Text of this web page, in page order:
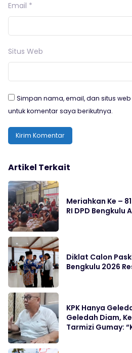
Email *
Situs Web
Simpan nama, email, dan situs
untuk komentar saya berikutnya.
Artikel Terkait
Meriahkan Ke –
RI DPD Bengkulu
Diklat Calon
Bengkulu 2026
KPK Hanya
Geledah Diam,
Tarmizi Gumay: